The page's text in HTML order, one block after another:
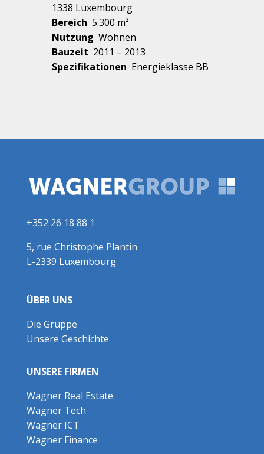
1338 Luxembourg
Bereich 5.300 m²
Nutzung Wohnen
Bauzeit 2011 – 2013
Spezifikationen Energieklasse BB
+352 26 18 88 1
5, rue Christophe Plantin
L-2339 Luxembourg
ÜBER UNS
Die Gruppe
Unsere Geschichte
UNSERE FIRMEN
Wagner Real Estate
Wagner Tech
Wagner ICT
Wagner Finance